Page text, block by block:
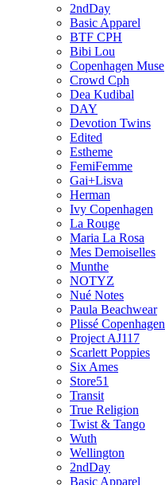
2ndDay
Basic Apparel
BTF CPH
Bibi Lou
Copenhagen Muse
Crowd Cph
Dea Kudibal
DAY
Devotion Twins
Edited
Estheme
FemiFemme
Gai+Lisva
Herman
Ivy Copenhagen
La Rouge
Maria La Rosa
Mes Demoiselles
Munthe
NOTYZ
Nué Notes
Paula Beachwear
Plissé Copenhagen
Project AJ117
Scarlett Poppies
Six Ames
Store51
Transit
True Religion
Twist & Tango
Wuth
Wellington
2ndDay
Basic Apparel